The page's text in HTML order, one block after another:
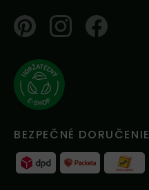
PinterestInstagramFacebook
BEZPEČNÉ DORUČENIE